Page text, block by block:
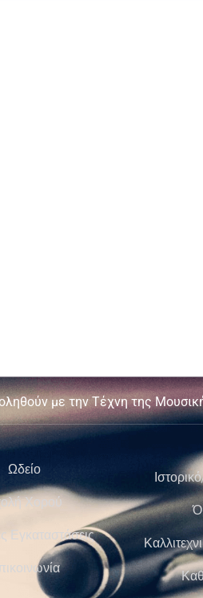
με την Τέχνη της
Ωδείο
Χορού
Εγκαταστάσεις